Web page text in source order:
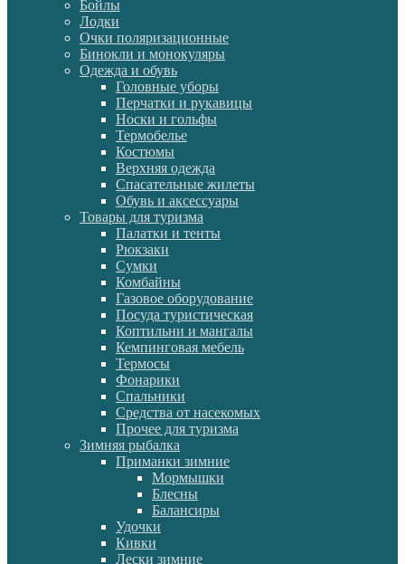
Бойлы
Лодки
Очки поляризационные
Бинокли и монокуляры
Одежда и обувь
Головные уборы
Перчатки и рукавицы
Носки и гольфы
Термобелье
Костюмы
Верхняя одежда
Спасательные жилеты
Обувь и аксессуары
Товары для туризма
Палатки и тенты
Рюкзаки
Сумки
Комбайны
Газовое оборудование
Посуда туристическая
Коптильни и мангалы
Кемпинговая мебель
Термосы
Фонарики
Спальники
Средства от насекомых
Прочее для туризма
Зимняя рыбалка
Приманки зимние
Мормышки
Блесны
Балансиры
Удочки
Кивки
Лески зимние